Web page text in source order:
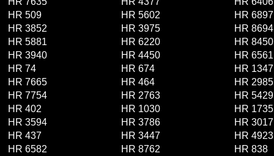
HR 509
HR 5602
HR 6897
HR 3852
HR 3975
HR 8694
HR 5881
HR 6220
HR 8450
HR 3940
HR 4450
HR 6561
HR 74
HR 674
HR 1347
HR 7665
HR 464
HR 2985
HR 7754
HR 2763
HR 5429
HR 402
HR 1030
HR 1735
HR 3594
HR 3786
HR 3017
HR 437
HR 3447
HR 4923
HR 6582
HR 8762
HR 838